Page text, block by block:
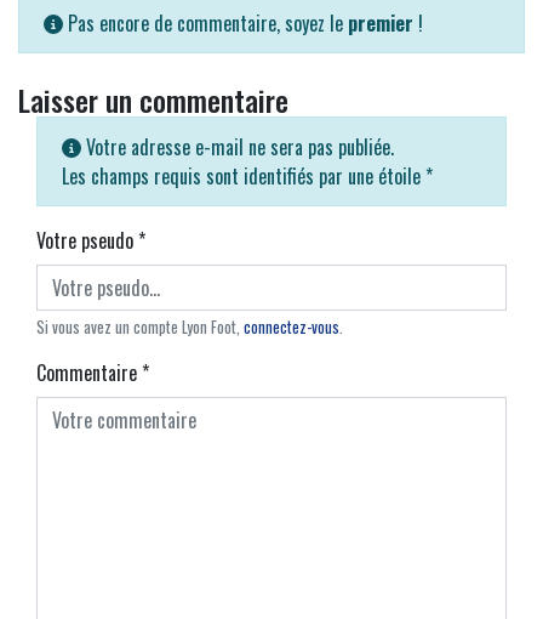
Pas encore de commentaire, soyez le premier !
Laisser un commentaire
Votre adresse e-mail ne sera pas publiée.
Les champs requis sont identifiés par une étoile *
Votre pseudo*
Si vous avez un compte Lyon Foot, connectez-vous.
Commentaire*